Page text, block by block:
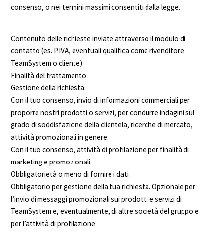
consenso, o nei termini massimi consentiti dalla legge.
Contenuto delle richieste inviate attraverso il modulo di
contatto (es. P.IVA, eventuali qualifica come rivenditore
TeamSystem o cliente)
Finalità del trattamento
Gestione della richiesta.
Con il tuo consenso, invio di informazioni commerciali per
proporre nostri prodotti o servizi, per condurre indagini sul
grado di soddisfazione della clientela, ricerche di mercato,
attività promozionali in genere.
Con il tuo consenso, attività di profilazione per finalità di
marketing e promozionali.
Obbligatorietà o meno di fornire i dati
Obbligatorio per gestione della tua richiesta. Opzionale per
l’invio di messaggi promozionali sui prodotti e servizi di
TeamSystem e, eventualmente, di altre società del gruppo e
per l’attività di profilazione